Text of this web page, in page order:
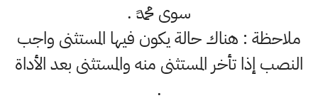
سوى محمدٍ .
ملاحظة : هناك حالة يكون فيها المستثنى واجب
النصب إذا تأخر المستثنى منه والمستثنى بعد الأداة
.